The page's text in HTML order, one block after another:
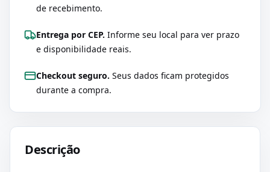
de recebimento.
Entrega por CEP. Informe seu local para ver prazo
e disponibilidade reais.
Checkout seguro. Seus dados ficam protegidos
durante a compra.
Descrição